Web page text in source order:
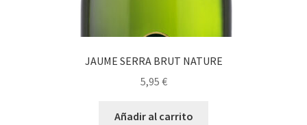
JAUME SERRA BRUT NATURE
5,95 €
Añadir al carrito